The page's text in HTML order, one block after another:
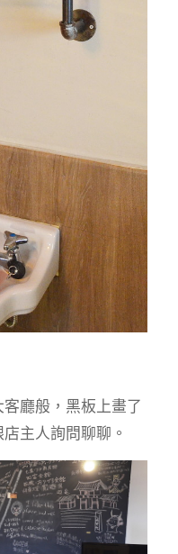
廳般，黑板上畫了
主人詢問聊聊。